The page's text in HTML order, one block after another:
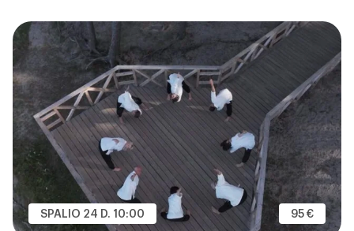
SPALIO 24 D. 10:00 95 €